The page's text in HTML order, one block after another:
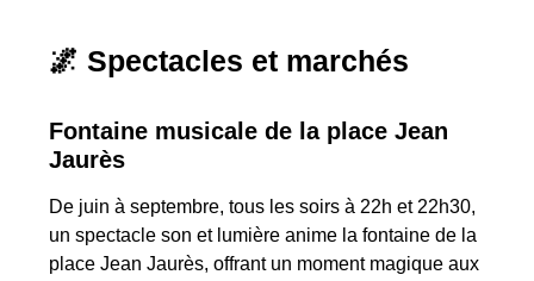
🌌 Spectacles et marchés
Fontaine musicale de la place Jean
Jaurès
De juin à septembre, tous les soirs à 22h et 22h30,
un spectacle son et lumière anime la fontaine de la
place Jean Jaurès, offrant un moment magique aux